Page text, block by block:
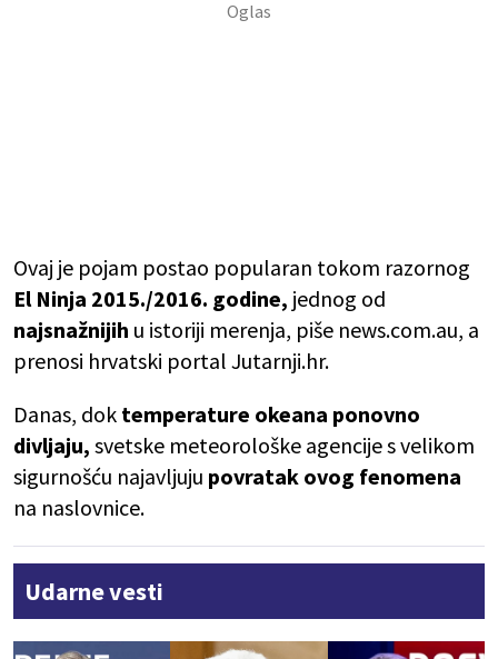
Ovaj je pojam postao popularan tokom razornog
El Ninja 2015./2016. godine, jednog od
najsnažnijih u istoriji merenja, piše news.com.au, a
prenosi hrvatski portal Jutarnji.hr.
Danas, dok temperature okeana ponovno
divljaju, svetske meteorološke agencije s velikom
sigurnošću najavljuju povratak ovog fenomena
na naslovnice.
Udarne vesti